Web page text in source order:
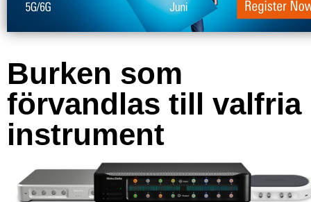
Burken som
förvandlas till valfria
instrument